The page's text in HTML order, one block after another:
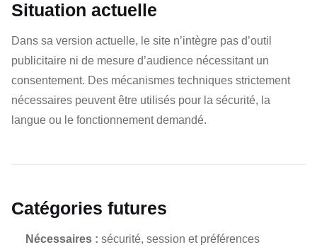
Situation actuelle
Dans sa version actuelle, le site n’intègre pas d’outil
publicitaire ni de mesure d’audience nécessitant un
consentement. Des mécanismes techniques strictement
nécessaires peuvent être utilisés pour la sécurité, la
langue ou le fonctionnement demandé.
Catégories futures
Nécessaires : sécurité, session et préférences